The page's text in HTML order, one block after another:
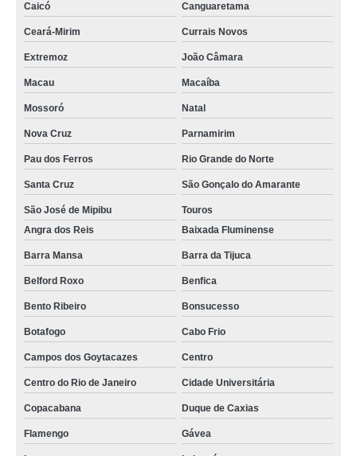
Caicó Canguaretama
Ceará-Mirim Currais Novos
Extremoz João Câmara
Macau Macaíba
Mossoró Natal
Nova Cruz Parnamirim
Pau dos Ferros Rio Grande do Norte
Santa Cruz São Gonçalo do Amarante
São José de Mipibu
Touros
Angra dos Reis
Baixada Fluminense
Barra Mansa Barra da Tijuca
Belford Roxo Benfica
Bento Ribeiro Bonsucesso
Botafogo Cabo Frio
Campos dos Goytacazes Centro
Centro do Rio de Janeiro Cidade Universitária
Copacabana Duque de Caxias
Flamengo Gávea